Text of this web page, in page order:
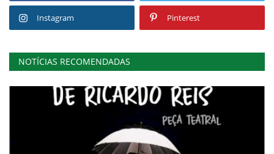
Instagram Pinterest
NOTÍCIAS RECOMENDADAS